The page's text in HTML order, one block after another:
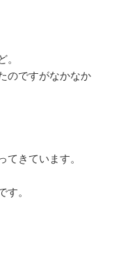
。
のですがなかなか
てきています。
す。